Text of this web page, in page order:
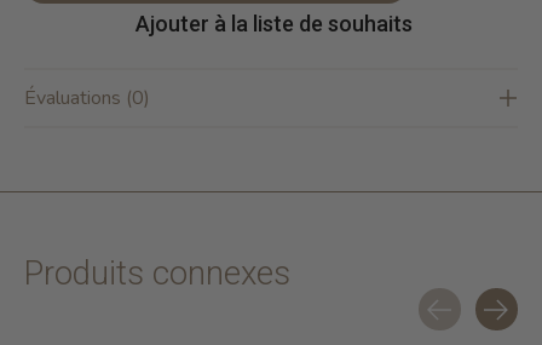
Ajouter à la liste de souhaits
Évaluations (0)
Produits connexes